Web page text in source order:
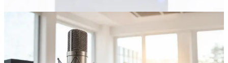
Audio
Suno 音乐生成 API